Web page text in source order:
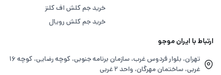
خرید جم کلش اف کلنز
خرید جم کلش رویال
ارتباط با ایران موجو
تهران، بلوار فردوس غرب، سازمان برنامه جنوبی، کوچه رضایی، کوچه ۱۶
غربی، ساختمان مهرگان، واحد ۲ غربی